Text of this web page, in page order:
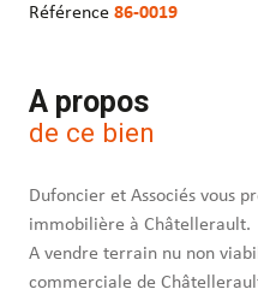
Référence 86-0019
A propos
de ce bien
Dufoncier et Associés vous
immobilière à Châtellerault.
A vendre terrain nu non
commerciale de